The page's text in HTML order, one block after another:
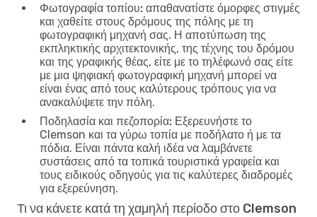
Φωτογραφία τοπίου: απαθανατίστε όμορφες στιγμές
και χαθείτε στους δρόμους της πόλης με τη
φωτογραφική μηχανή σας. Η αποτύπωση της
εκπληκτικής αρχιτεκτονικής, της τέχνης του δρόμου
και της γραφικής θέας, είτε με το τηλέφωνό σας είτε
με μια ψηφιακή φωτογραφική μηχανή μπορεί να
είναι ένας από τους καλύτερους τρόπους για να
ανακαλύψετε την πόλη.
Ποδηλασία και πεζοπορία: Εξερευνήστε το
Clemson και τα γύρω τοπία με ποδήλατο ή με τα
πόδια. Είναι πάντα καλή ιδέα να λαμβάνετε
συστάσεις από τα τοπικά τουριστικά γραφεία και
τους ειδικούς οδηγούς για τις καλύτερες διαδρομές
για εξερεύνηση.
Τι να κάνετε κατά τη χαμηλή περίοδο στο Clemson